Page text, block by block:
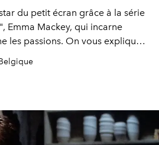
du petit écran grâce à la série
Emma Mackey, qui incarne
les passions. On vous explique